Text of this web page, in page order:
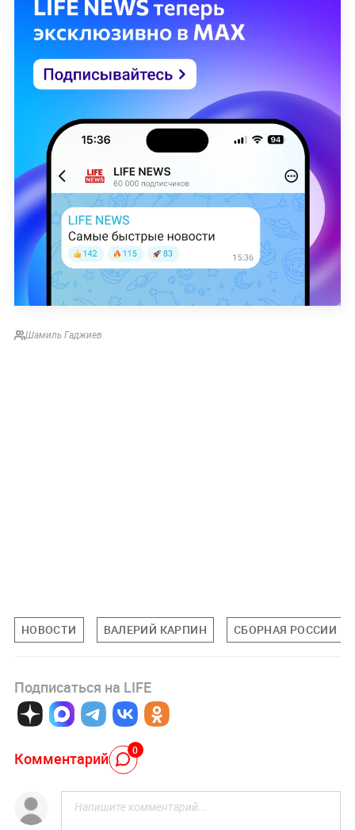
Шамиль Гаджиев
НОВОСТИ ВАЛЕРИЙ КАРПИН СБОРНАЯ РОССИИ
Подписаться на LIFE
Комментарий 0